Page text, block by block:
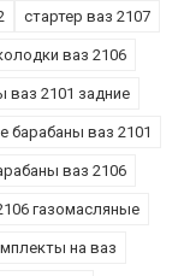
стартер ваз 2107
ваз 2106
ваз 2101 задние
барабаны ваз 2101
ваз 2106
газомасляные
на ваз